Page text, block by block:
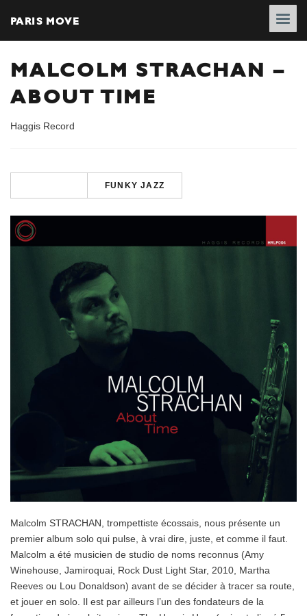
PARIS MOVE
MALCOLM STRACHAN –
ABOUT TIME
Haggis Record
FUNKY JAZZ
Malcolm STRACHAN, trompettiste écossais, nous présente un
premier album solo qui pulse, à vrai dire, juste, et comme il faut.
Malcolm a été musicien de studio de noms reconnus (Amy
Winehouse, Jamiroquai, Rock Dust Light Star, 2010, Martha
Reeves ou Lou Donaldson) avant de se décider à tracer sa route,
et jouer en solo. Il est par ailleurs l’un des fondateurs de la